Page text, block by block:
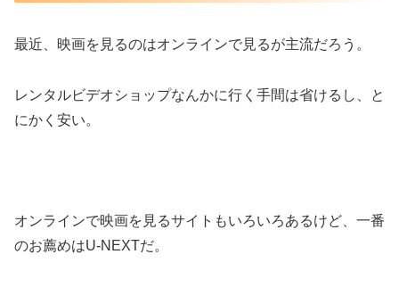
最近、映画を見るのはオンラインで見るが主流だろう。
レンタルビデオショップなんかに行く手間は省けるし、と
にかく安い。
オンラインで映画を見るサイトもいろいろあるけど、一番
のお薦めはU-NEXTだ。